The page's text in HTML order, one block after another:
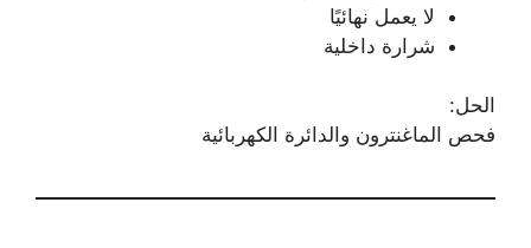
لا يعمل نهائيًا
شرارة داخلية
الحل:
فحص الماغنترون والدائرة الكهربائية